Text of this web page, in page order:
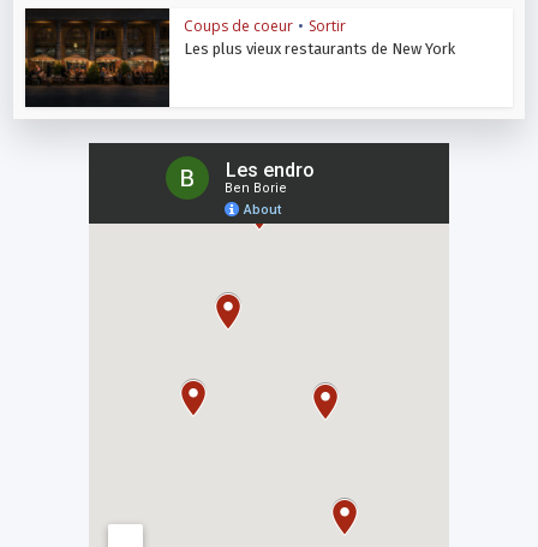
Coups de coeur • Sortir
Les plus vieux restaurants de New York